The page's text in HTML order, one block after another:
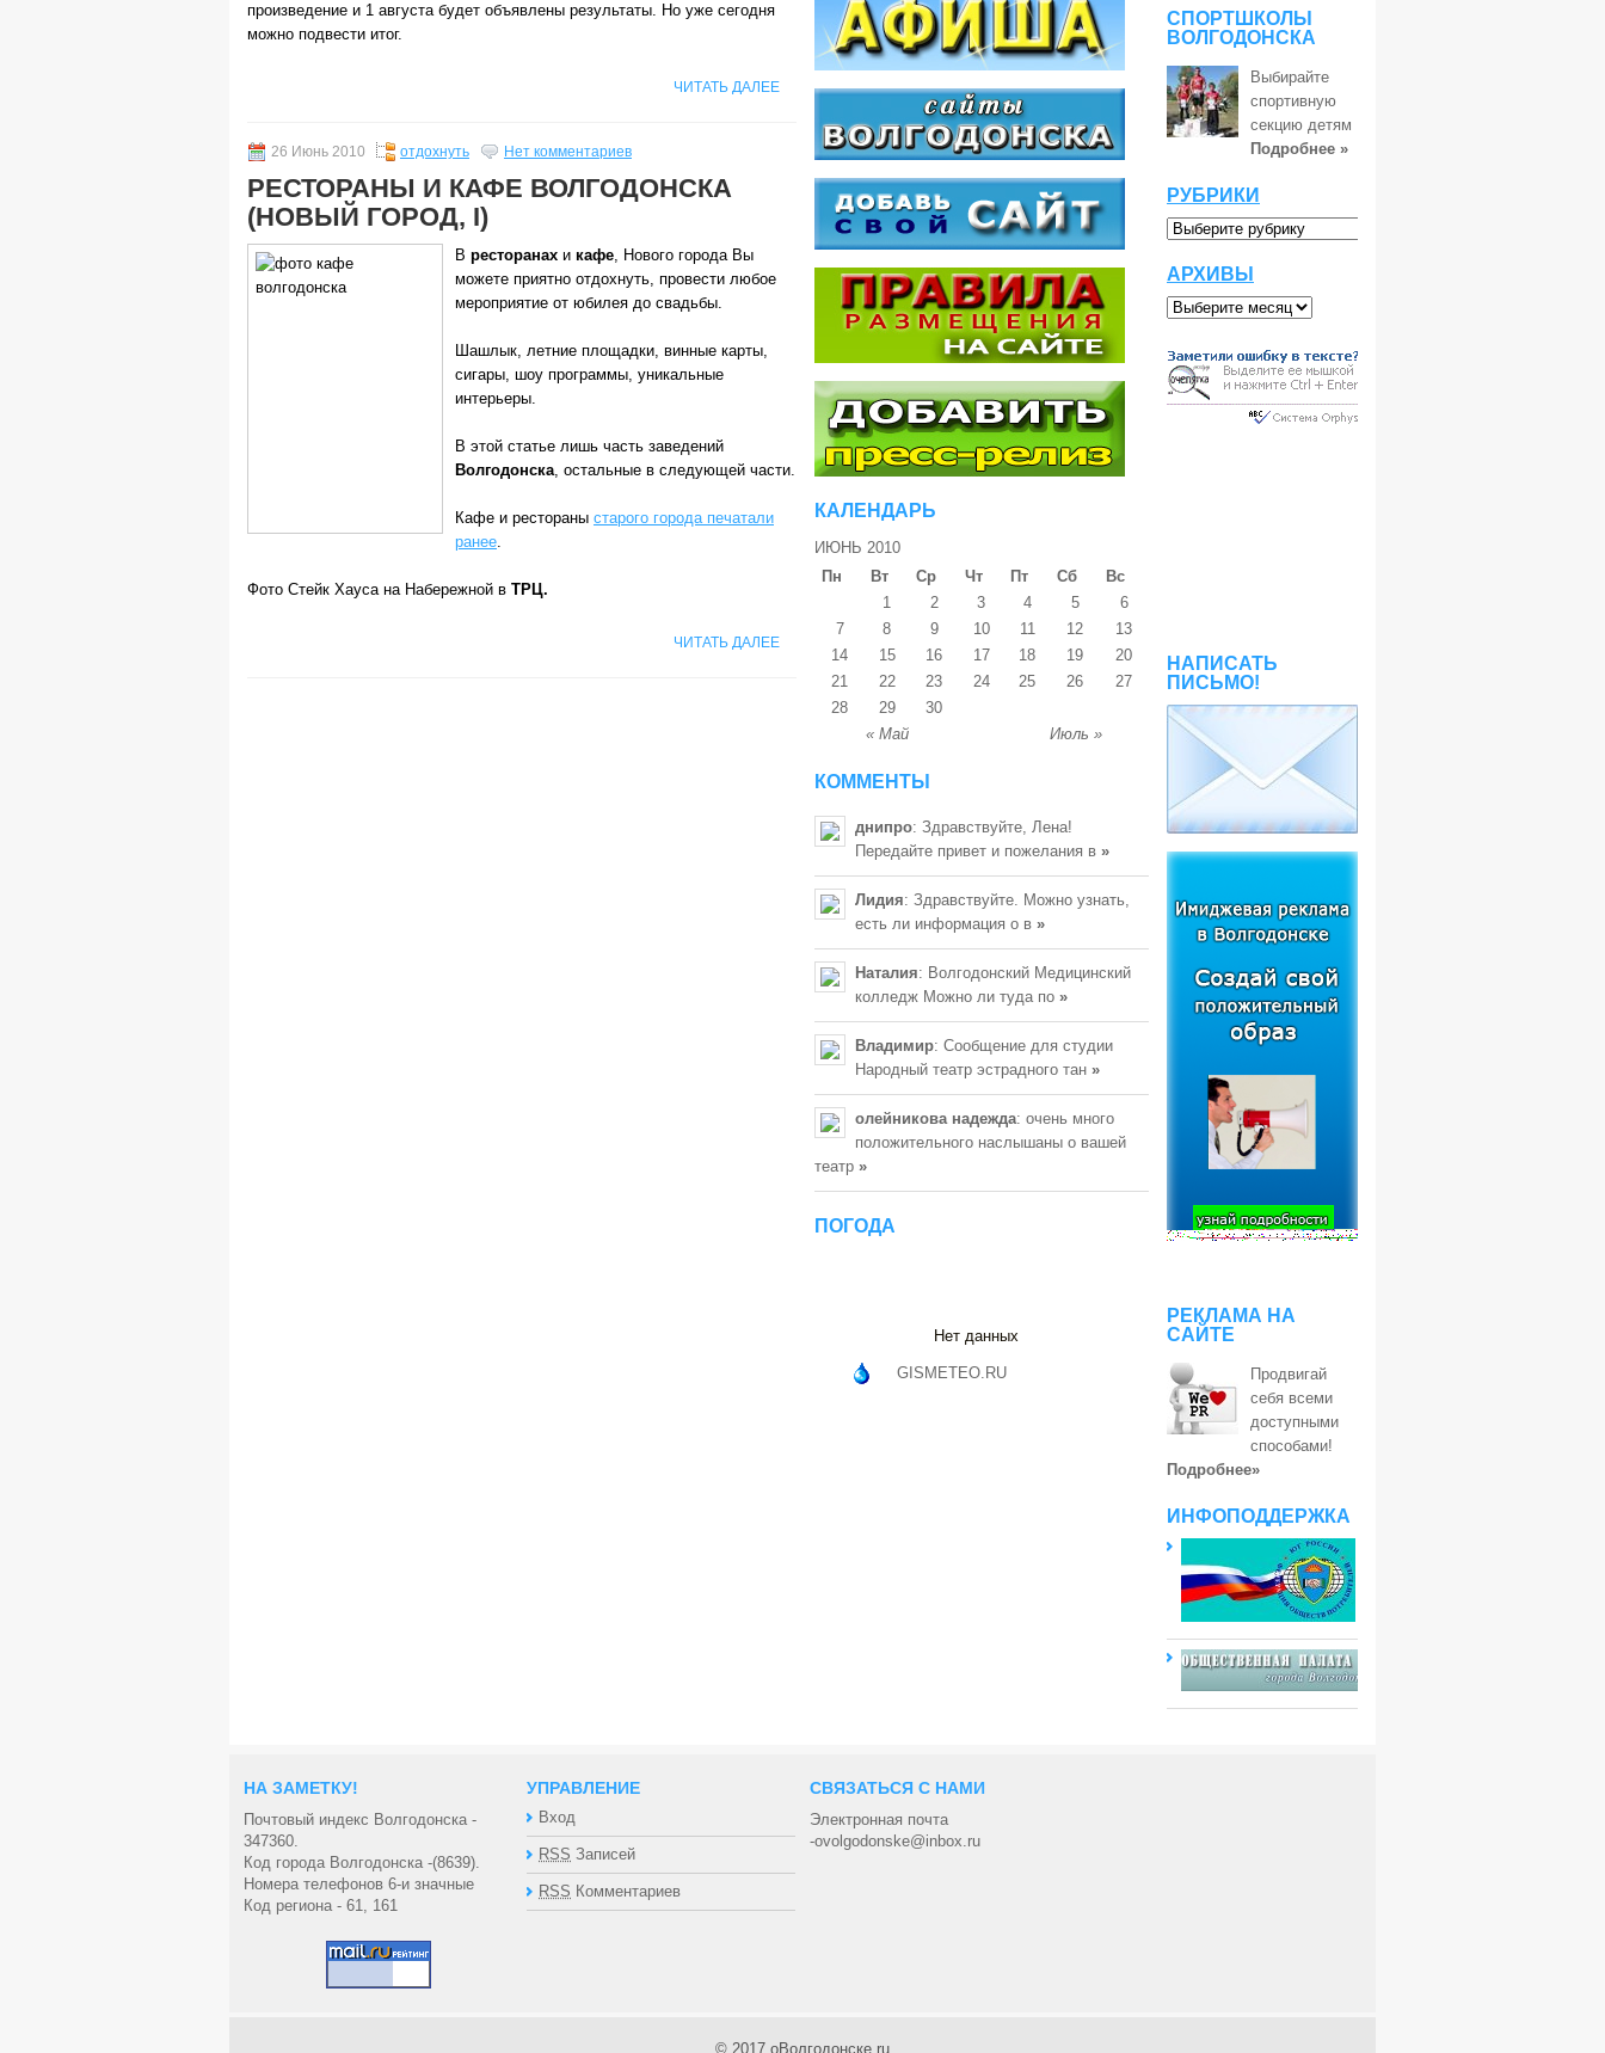
произведение и 1 августа будет объявлены результаты. Но уже сегодня
можно подвести итог.
ЧИТАТЬ ДАЛЕЕ
26 Июнь 2010 отдохнуть Нет комментариев
РЕСТОРАНЫ И КАФЕ ВОЛГОДОНСКА
(НОВЫЙ ГОРОД, I)
В ресторанах и кафе, Нового города Вы
можете приятно отдохнуть, провести любое
мероприятие от юбилея до свадьбы.
Шашлык, летние площадки, винные карты,
сигары, шоу программы, уникальные
интерьеры.
В этой статье лишь часть заведений
Волгодонска, остальные в следующей части.
Кафе и рестораны старого города печатали
ранее.
Фото Стейк Хауса на Набережной в ТРЦ.
ЧИТАТЬ ДАЛЕЕ
КАЛЕНДАРЬ
ИЮНЬ 2010
Пн
Вт Ср Чт Пт Сб Вс
« Май Июль »
1 2 3 4 5
6
7
8 9 10 11 12
13
14
15 16 17 18 19
20
21
22 23 24 25 26
27
28
29 30
КОММЕНТЫ
днипро: Здравствуйте, Лена!
Передайте привет и пожелания в »
Лидия: Здравствуйте. Можно узнать,
есть ли информация о в »
Наталия: Волгодонский Медицинский
колледж Можно ли туда по »
Владимир: Сообщение для студии
Народный театр эстрадного тан »
олейникова надежда: очень много
положительного наслышаны о вашей
театр »
ПОГОДА
Нет данных
GISMETEO.RU
СПОРТШКОЛЫ
ВОЛГОДОНСКА
Выбирайте
спортивную
секцию детям
Подробнее »
РУБРИКИ
АРХИВЫ
НАПИСАТЬ
ПИСЬМО!
РЕКЛАМА НА
САЙТЕ
Продвигай
себя всеми
доступными
способами!
Подробнее»
ИНФОПОДДЕРЖКА
НА ЗАМЕТКУ!
Почтовый индекс Волгодонска -
347360.
Код города Волгодонска -(8639).
Номера телефонов 6-и значные
Код региона - 61, 161
УПРАВЛЕНИЕ
Вход
RSS Записей
RSS Комментариев
СВЯЗАТЬСЯ С НАМИ
Электронная почта
-ovolgodonske@inbox.ru
© 2017 оВолгодонске.ru